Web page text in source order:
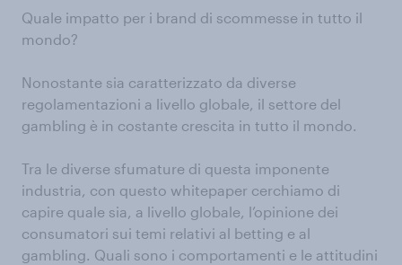
Quale impatto per i brand di scommesse in tutto il
mondo?
Nonostante sia caratterizzato da diverse
regolamentazioni a livello globale, il settore del
gambling è in costante crescita in tutto il mondo.
Tra le diverse sfumature di questa imponente
industria, con questo whitepaper cerchiamo di
capire quale sia, a livello globale, l’opinione dei
consumatori sui temi relativi al betting e al
gambling. Quali sono i comportamenti e le attitudini